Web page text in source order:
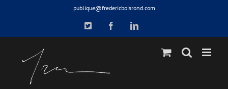
publique@fredericboisrond.com
X FacebookLinkedIn